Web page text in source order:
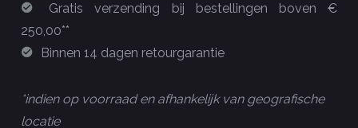
Gratis verzending bij bestellingen boven €
250,00**
Binnen 14 dagen retourgarantie
*indien op voorraad en afhankelijk van geografische
locatie